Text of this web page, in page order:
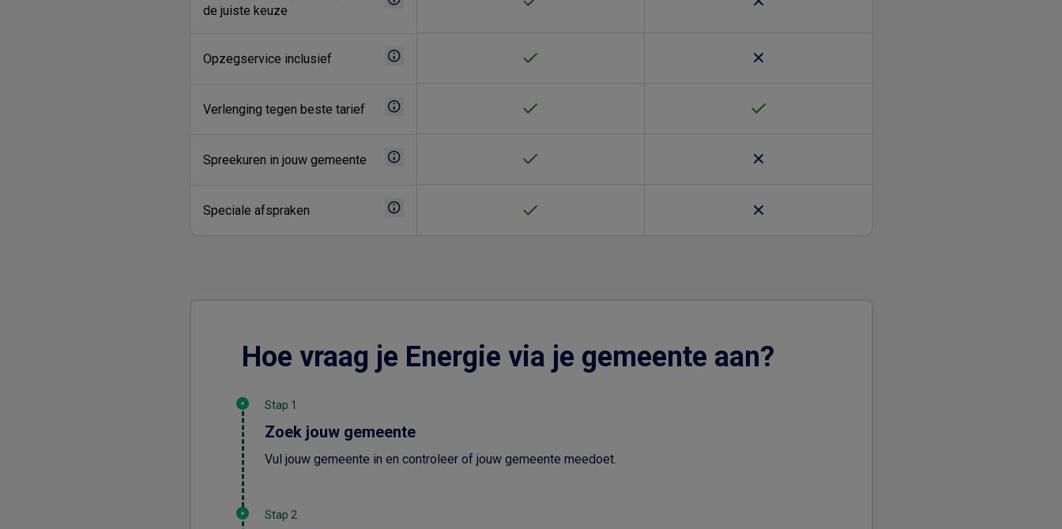
de juiste keuze
Opzegservice inclusief
Verlenging tegen beste tarief
Spreekuren in jouw gemeente
Speciale afspraken
Hoe vraag je Energie via je gemeente aan?
Stap 1
Zoek jouw gemeente
Vul jouw gemeente in en controleer of jouw gemeente meedoet.
Stap 2